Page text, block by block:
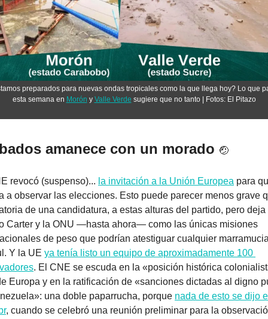
preparados para nuevas ondas tropicales como la que llega hoy? Lo que
esta semana en Morón y Valle Verde sugiere que no tanto | Fotos: El Pitazo
amanece con un morado 🤕
revocó (suspenso)... la invitación a la Unión Europea para
a observar las elecciones. Esto puede parecer menos grave
de una candidatura, a estas alturas del partido, pero deja
Carter y la ONU —hasta ahora— como las únicas misiones
de peso que podrían atestiguar cualquier
Y la UE ya tenía listo un equipo de aproximadamente 100
. El CNE se escuda en la «posición histórica
Europa y en la ratificación de «sanciones dictadas al digno
una doble paparrucha, porque nada de esto se dijo
, cuando se celebró una reunión preliminar para la